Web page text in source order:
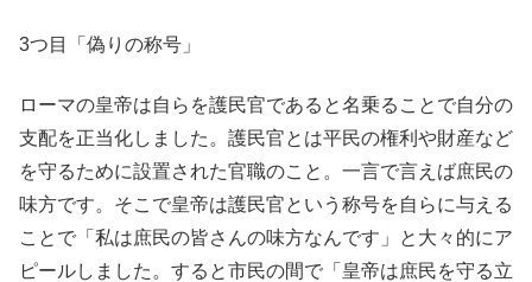
3つ目「偽りの称号」
ローマの皇帝は自らを護民官であると名乗ることで自分の
支配を正当化しました。護民官とは平民の権利や財産など
を守るために設置された官職のこと。一言で言えば庶民の
味方です。そこで皇帝は護民官という称号を自らに与える
ことで「私は庶民の皆さんの味方なんです」と大々的にア
ピールしました。すると市民の間で「皇帝は庶民を守る立